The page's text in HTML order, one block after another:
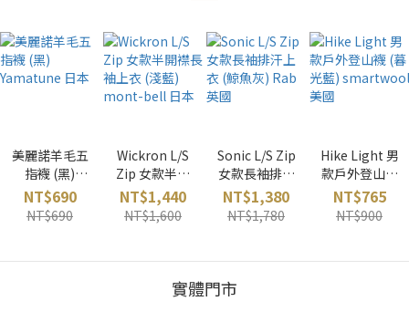
美麗諾羊毛五
指襪 (黑)
Yamatune 日
本
NT$690
NT$690
Wickron L/S
Zip 女款半開
襟長袖上衣
(淺藍) mont-
bell 日本
NT$1,440
NT$1,600
Sonic L/S Zip
女款長袖排汗
上衣 (鯨魚灰)
Rab 英國
NT$1,380
NT$1,780
Hike Light 男
款戶外登山襪
(暮光藍)
smartwool
美國
NT$765
NT$900
實體門市